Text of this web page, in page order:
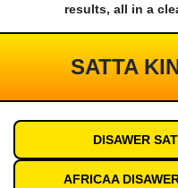
results, all in a
SATTA
DISAWER
AFRICAA